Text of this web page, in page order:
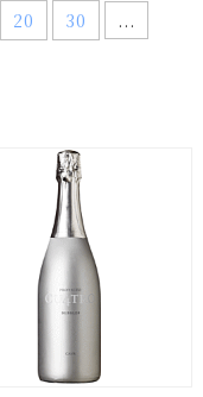
20 30
...